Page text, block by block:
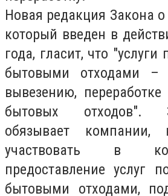
Новая редакция Закона
который введен в
года, гласит, что
бытовыми отходами –
вывезению,
бытовых отходов".
обязывает компании,
участвовать в
предоставление услуг
бытовыми отходами,